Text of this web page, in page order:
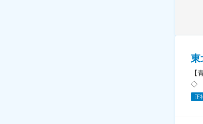
東
【
◇
正